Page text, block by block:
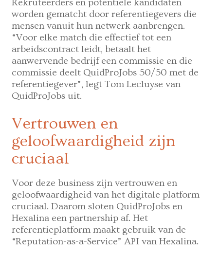
Rekruteerders en potentiële kandidaten
worden gematcht door referentiegevers die
mensen vanuit hun netwerk aanbrengen.
“Voor elke match die effectief tot een
arbeidscontract leidt, betaalt het
aanwervende bedrijf een commissie en die
commissie deelt QuidProJobs 50/50 met de
referentiegever”, legt Tom Lecluyse van
QuidProJobs uit.
Vertrouwen en
geloofwaardigheid zijn
cruciaal
Voor deze business zijn vertrouwen en
geloofwaardigheid van het digitale platform
cruciaal. Daarom sloten QuidProJobs en
Hexalina een partnership af. Het
referentieplatform maakt gebruik van de
“Reputation-as-a-Service” API van Hexalina.